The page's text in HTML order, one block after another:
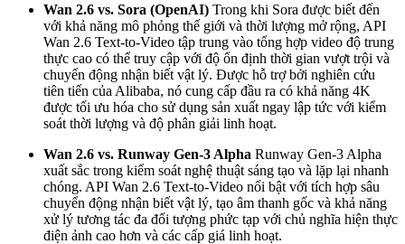
Wan 2.6 vs. Sora (OpenAI) Trong khi Sora được biết đến
với khả năng mô phỏng thế giới và thời lượng mở rộng, API
Wan 2.6 Text-to-Video tập trung vào tổng hợp video độ trung
thực cao có thể truy cập với độ ổn định thời gian vượt trội và
chuyển động nhận biết vật lý. Được hỗ trợ bởi nghiên cứu
tiên tiến của Alibaba, nó cung cấp đầu ra có khả năng 4K
được tối ưu hóa cho sử dụng sản xuất ngay lập tức với kiểm
soát thời lượng và độ phân giải linh hoạt.
Wan 2.6 vs. Runway Gen-3 Alpha Runway Gen-3 Alpha
xuất sắc trong kiểm soát nghệ thuật sáng tạo và lặp lại nhanh
chóng. API Wan 2.6 Text-to-Video nổi bật với tích hợp sâu
chuyển động nhận biết vật lý, tạo âm thanh gốc và khả năng
xử lý tương tác đa đối tượng phức tạp với chủ nghĩa hiện thực
điện ảnh cao hơn và các cấp giá linh hoạt.